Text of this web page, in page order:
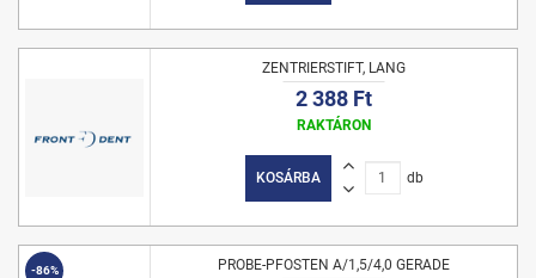
ZENTRIERSTIFT, LANG
2 388 Ft
RAKTÁRON
KOSÁRBA db
-86%
PROBE-PFOSTEN A/1,5/4,0 GERADE